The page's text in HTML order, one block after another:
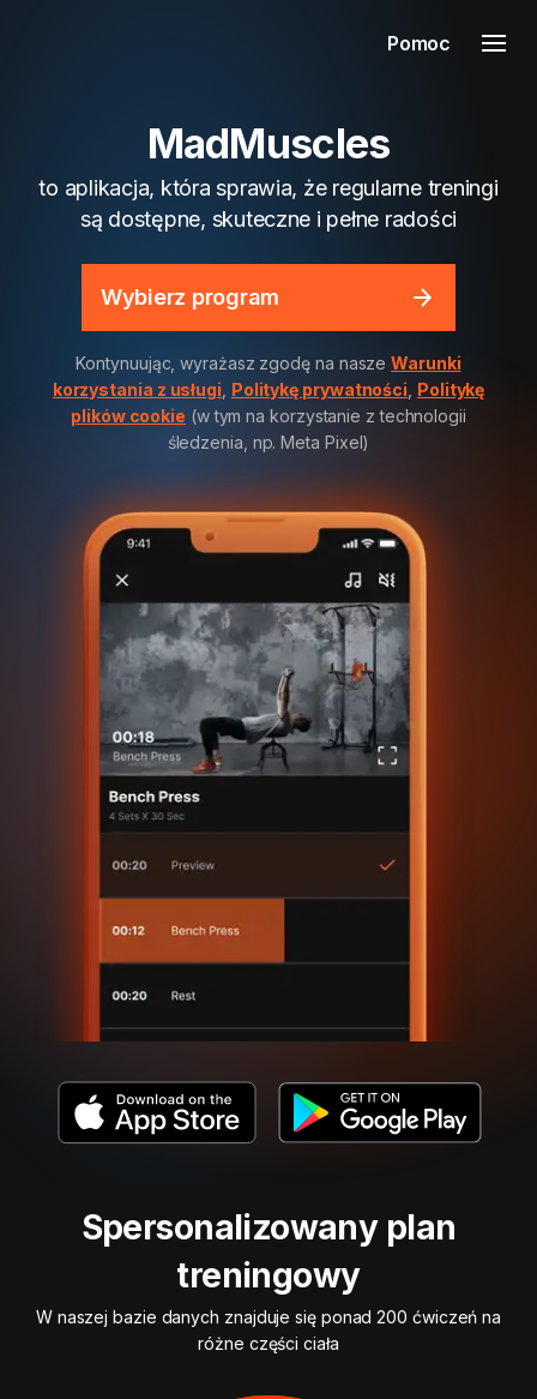
Pomoc
MadMuscles
to aplikacja, która sprawia, że regularne treningi
są dostępne, skuteczne i pełne radości
Wybierz program
Kontynuując, wyrażasz zgodę na naszeWarunki
korzystania z usługi Politykę prywatności Politykę
plików cookie (w tym na korzystanie z technologii
śledzenia, np. Meta Pixel)
Spersonalizowany plan
treningowy
W naszej bazie danych znajduje się ponad 200 ćwiczeń na
różne części ciała